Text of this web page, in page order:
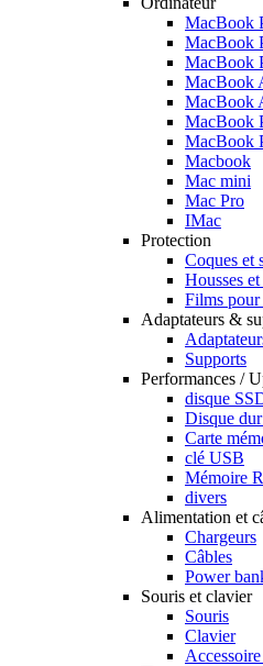
MacBook
MacBook
MacBook
MacBook
MacBook
MacBook
MacBook
Macbook
Mac mini
Mac Pro
IMac
Protection
Coques et
Housses
Films pour
Adaptateurs &
Supports
Performances /
disque
Disque
Carte
clé USB
Mémoire
divers
Alimentation et
Chargeurs
Câbles
Power
Souris et clavier
Souris
Clavier